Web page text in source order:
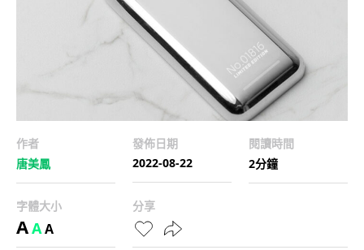
作者
唐美鳳
發佈日期
2022-08-22
閱讀時間
2分鐘
字體大小
AAA
分享